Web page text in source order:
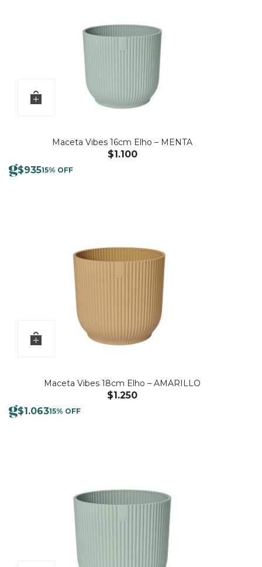
Maceta Vibes 16cm Elho – MENTA
$1.100
$93515% OFF
Maceta Vibes 18cm Elho – AMARILLO
$1.250
$1.06315% OFF